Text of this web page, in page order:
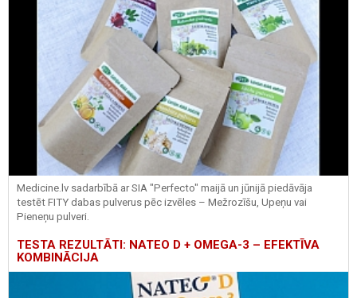
Medicine.lv sadarbībā ar SIA "Perfecto" maijā un jūnijā piedāvāja
testēt FITY dabas pulverus pēc izvēles – Mežrozīšu, Upeņu vai
Pieneņu pulveri.
TESTA REZULTĀTI: NATEO D + OMEGA-3 – EFEKTĪVA
KOMBINĀCIJA